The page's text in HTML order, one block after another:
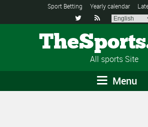
Sport Betting Yearly calendar
 
All sports Site
Menu